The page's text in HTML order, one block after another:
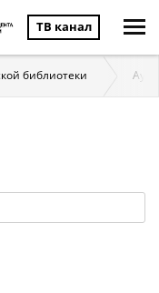
ТВ канал
библиотеки